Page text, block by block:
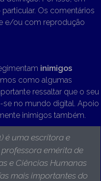
Os comentários
e/ou com reprodução
inimigos
como algumas
ressaltar que o seu
se no mundo digital. Apoio
inimigos também.
é uma escritora e
professora emérita de
e Ciências Humanas
mais importantes do